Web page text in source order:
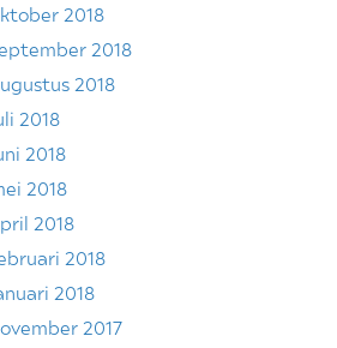
2018
2018
2018
2018
2018
2018
2018
2018
2018
2017